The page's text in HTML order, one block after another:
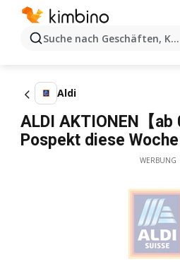
Suche nach Geschäften,
Aldi
ALDI AKTIONEN【ab
Pospekt diese
WERBUNG